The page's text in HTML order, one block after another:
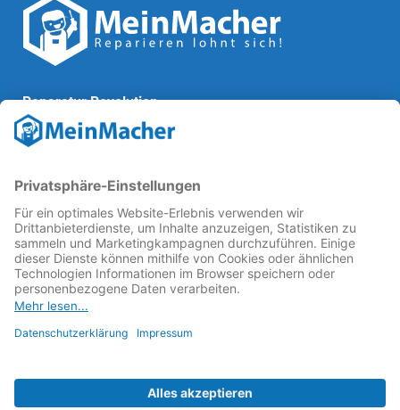
Reparatur Revolution
MeinMacher ist eine Marke der
kämpft als Gründungsmitglied des
Reparaturbedingungen: Für Produkte, die sich gut
reparieren lassen, für günstigere Ersatzteile und den
Erhalt der reparierenden Betriebe und des Reparatur-
Know-hows in Deutschland.
Weitere Informationen
Fachhändler finden
Über uns